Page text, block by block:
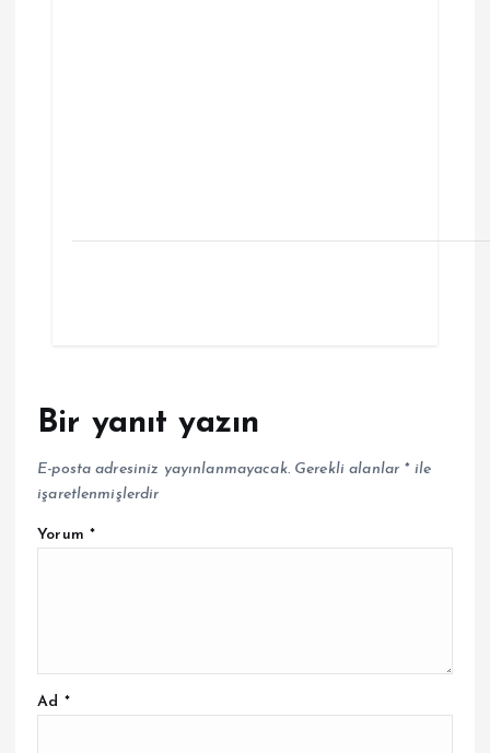
Bir yanıt yazın
E-posta adresiniz yayınlanmayacak. Gerekli alanlar *ile
işaretlenmişlerdir
Yorum *
Ad *